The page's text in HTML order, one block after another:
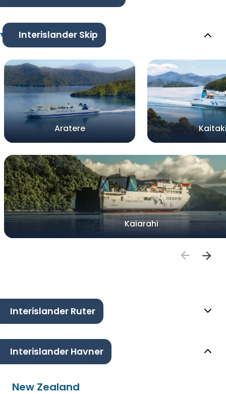
Interislander Skip
Aratere
Kaiarahi
Interislander Ruter
Interislander Havner
New Zealand